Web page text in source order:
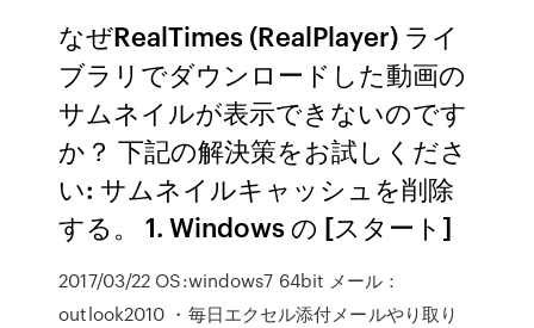
なぜRealTimes (RealPlayer) ライ
ブラリでダウンロードした動画の
サムネイルが表示できないのです
か？ 下記の解決策をお試しくださ
い: サムネイルキャッシュを削除
する。 1. Windows の [スタート]
2017/03/22 OS:windows7 64bit メール：
outlook2010 ・毎日エクセル添付メールやり取り